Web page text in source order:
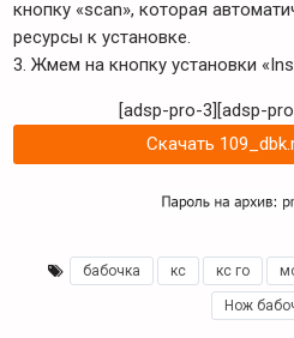
кнопку «scan», которая
ресурсы к установке.
3. Жмем на кнопку установки
[adsp-pro-3][adsp-
Скачать
бабочка кс кс го
Нож